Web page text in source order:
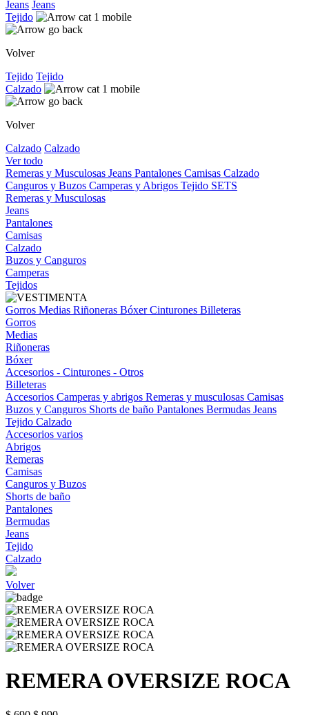
Jeans Jeans
Tejido
Volver
Tejido Tejido
Calzado
Volver
Calzado Calzado
Ver todo
Remeras y Musculosas Jeans Pantalones Camisas Calzado
Canguros y Buzos Camperas y Abrigos Tejido SETS
Remeras y Musculosas
Jeans
Pantalones
Camisas
Calzado
Buzos y Canguros
Camperas
Tejidos
Gorros Medias Riñoneras BóxerCinturones Billeteras
Gorros
Medias
Riñoneras
Bóxer
Accesorios - Cinturones - Otros
Billeteras
Accesorios Camperas y abrigos Remeras y musculosas Camisas
Buzos y Canguros Shorts de baño Pantalones Bermudas Jeans
Tejido Calzado
Accesorios varios
Abrigos
Remeras
Camisas
Canguros y Buzos
Shorts de baño
Pantalones
Bermudas
Jeans
Tejido
Calzado
Volver
REMERA OVERSIZE ROCA